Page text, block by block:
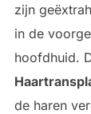
zijn
in de
hoofdhuid.
de haren